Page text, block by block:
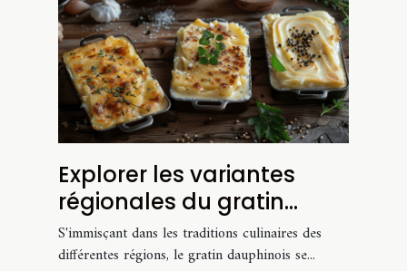
Explorer les variantes
régionales du gratin
dauphinois
S'immisçant dans les traditions culinaires des
différentes régions, le gratin dauphinois se...